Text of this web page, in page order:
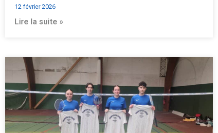
12 février 2026
Lire la suite »